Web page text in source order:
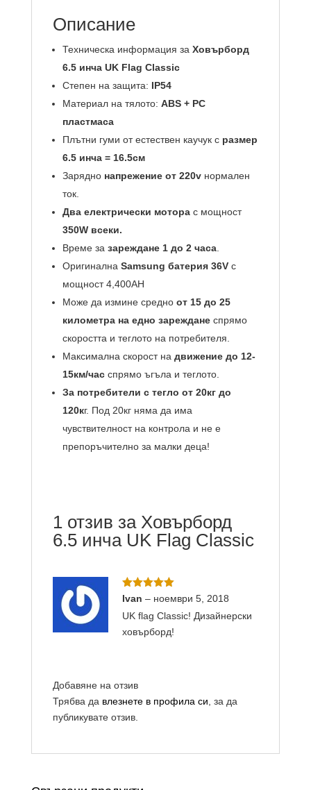
Описание
Техническа информация за Ховърборд
6.5 инча UK Flag Classic
Степен на защита: IP54
Материал на тялото: ABS + PC
пластмаса
Плътни гуми от естествен каучук с размер
6.5 инча = 16.5см
Зарядно напрежение от 220vнормален
ток.
Два електрически моторас мощност
350W всеки.
Време за зареждане 1 до 2 часа.
Оригинална Samsung батерия 36Vс
мощност 4,400AH
Може да измине средно от 15 до 25
километра на едно зарежданеспрямо
скоростта и теглото на потребителя.
Максимална скорост на движение до 12-
15км/часспрямо ъгъла и теглото.
За потребители с тегло от 20кг до
120кг. Под 20кг няма да има
чувствителност на контрола и не е
препоръчително за малки деца!
1 отзив за Ховърборд
6.5 инча UK Flag Classic
Оценено с
Ivan – ноември 5, 2018
UK flag Classic! Дизайнерски
ховърборд!
Добавяне на отзив
Трябва да влезнете в профила си, за да
публикувате отзив.